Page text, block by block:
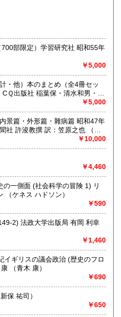
大分県 380円
取。
典籍から
し物
自然科学、美術工芸、国語国
文献、趣味、外国書、サブカル
部限定）学習研究社 昭和55年
￥5,000
・他）本のまとめ（全4冊セッ
Ｑ出版社 稲葉保・清水和男・岡
￥5,000
景篇・外形篇・雜病篇 昭和47年
許浚教撰 訳：笠原之也 （許
￥10,000
￥4,460
一側面 (社会科学の冒険 1) リ
ブロポート ケネス ハドソン （ケネス ハドソン）
￥590
2) 法政大学出版局 有岡 利幸
￥1,460
イギリスの議会政治 (歴史のフロ
ンティア) 山川出版社 青木 康 （青木 康）
￥690
潔 構想社 新保 祐司 （新保 祐司）
￥650